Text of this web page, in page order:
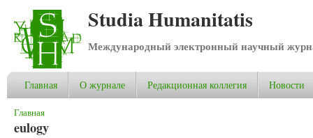
Studia Humanitatis
Международный электронный научный
Главная О журнале Редакционная коллегия Новости
Вы здесь
Главная
eulogy